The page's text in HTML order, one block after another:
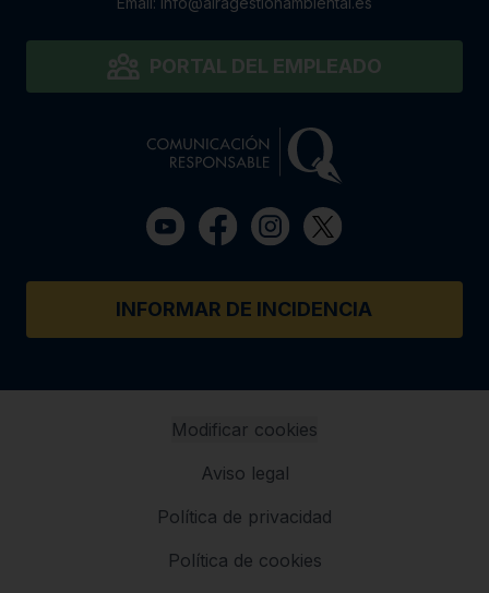
PORTAL DEL EMPLEADO
INFORMAR DE INCIDENCIA
Modificar cookies
Aviso legal
Política de privacidad
Política de cookies